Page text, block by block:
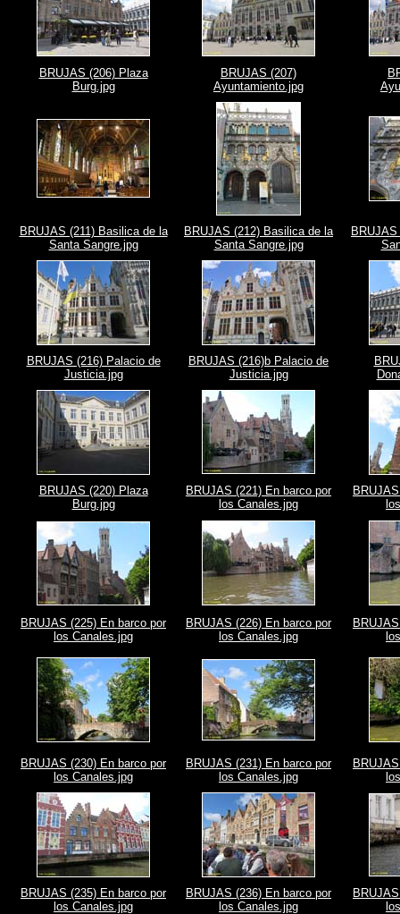
BRUJAS (206) Plaza
Burg.jpg
BRUJAS (207)
Ayuntamiento.jpg
BRUJAS (211) Basilica de la
Santa Sangre.jpg
BRUJAS (212) Basilica de la
Santa Sangre.jpg
BRUJAS (216) Palacio de
Justicia.jpg
BRUJAS (216)b Palacio de
Justicia.jpg
BRUJAS (220) Plaza
Burg.jpg
BRUJAS (221) En barco por
los Canales.jpg
BRUJAS (225) En barco por
los Canales.jpg
BRUJAS (226) En barco por
los Canales.jpg
BRUJAS (230) En barco por
los Canales.jpg
BRUJAS (231) En barco por
los Canales.jpg
BRUJAS (235) En barco por
los Canales.jpg
BRUJAS (236) En barco por
los Canales.jpg